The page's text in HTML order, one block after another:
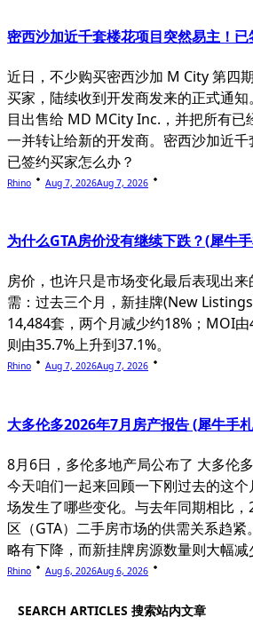
密西沙加近千套楼花项目突然易主！已
近日，不少购买密西沙加 M City 第四
买家，陆续收到开发商发来的正式通
目出售给 MD MCity Inc.，并把所有已
一并转让给新的开发商。密西沙加近千
已签约买家怎么办？
Rhino Aug 7, 2026Aug 7, 2026
为什么GTA房价没有继续下跌？(犀牛
房价，也许只是市场变化最后表现出
需：过去三个月，新挂牌(New
14,484套，两个月减少约18%；MOI
则由35.7%上升到37.1%。
Rhino Aug 7, 2026Aug 7, 2026
大多伦多2026年7月房产报告 (犀牛手
8月6日，多伦多地产局公布了 大多伦
今天咱们一起来回顾一下刚过去的这
场发生了哪些变化。与去年同期相比
区（GTA）二手房市场的供需关系趋
略有下降，而新挂牌房源数量则大幅减
Rhino Aug 6, 2026Aug 6, 2026
SEARCH ARTICLES 搜索站内文章